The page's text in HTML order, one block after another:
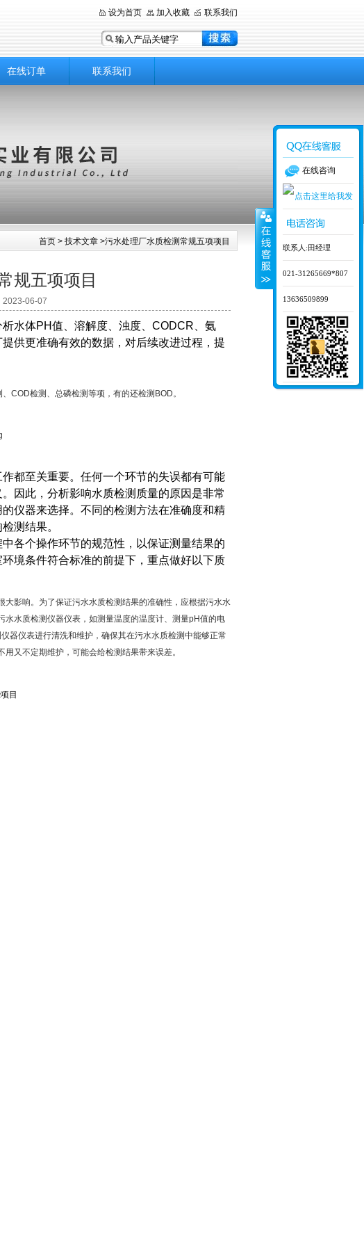
设为首页 加入收藏 联系我们
在线订单 联系我们
首页 > 技术文章 >污水处理厂水质检测常规五项项目
规五项项目
2023-06-07
水体PH值、溶解度、浊度、CODCR、氨
供更准确有效的数据，对后续改进过程，提
COD检测、总磷检测等项，有的还检测BOD。
都至关重要。任何一个环节的失误都有可能
因此，分析影响水质检测质量的原因是非常
仪器来选择。不同的检测方法在准确度和精
测结果。
各个操作环节的规范性，以保证测量结果的
环境条件符合标准的前提下，重点做好以下质
影响。为了保证污水水质检测结果的准确性，应根据污水水
水质检测仪器仪表，如测量温度的温度计、测量pH值的电
器仪表进行清洗和维护，确保其在污水水质检测中能够正常
又不定期维护，可能会给检测结果带来误差。
目
在线咨询
联系人:田经理
021-31265669*807
13636509899